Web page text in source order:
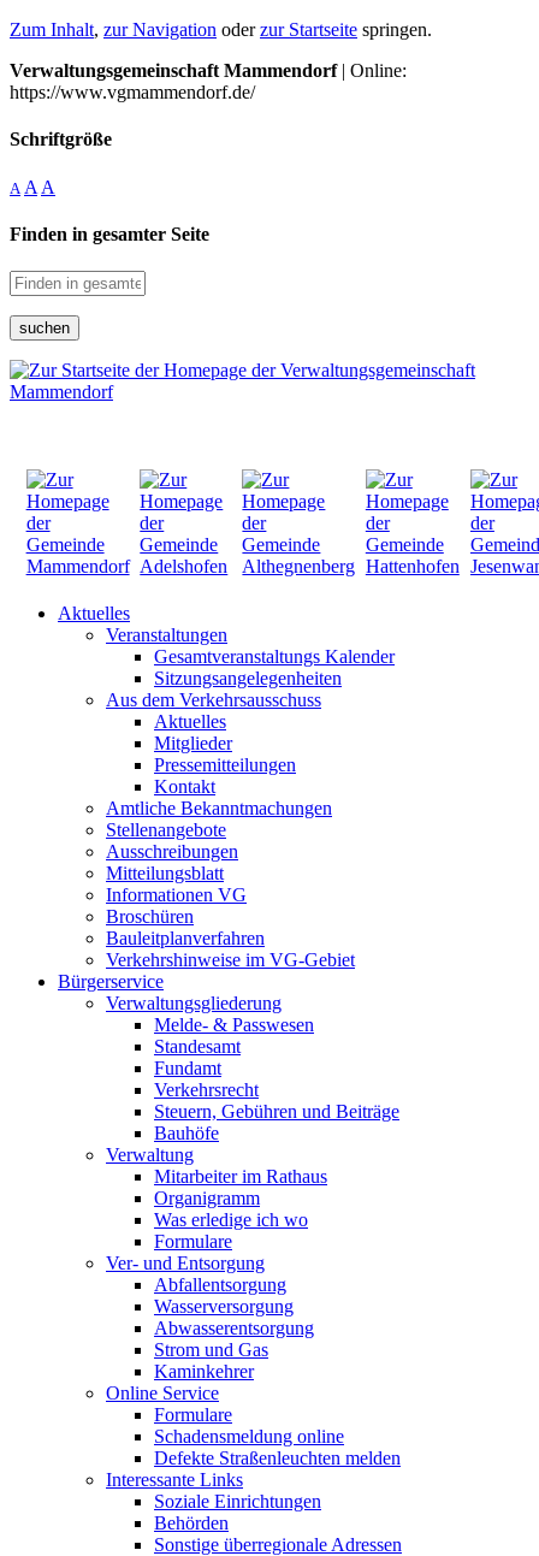
Zum Inhalt, zur Navigation oderzur Startseite springen.
Verwaltungsgemeinschaft Mammendorf| Online:
https://www.vgmammendorf.de/
Schriftgröße
A A A
Finden in gesamter Seite
suchen
Aktuelles
Veranstaltungen
Gesamtveranstaltungs Kalender
Sitzungsangelegenheiten
Aus dem Verkehrsausschuss
Aktuelles
Mitglieder
Pressemitteilungen
Kontakt
Amtliche Bekanntmachungen
Stellenangebote
Ausschreibungen
Mitteilungsblatt
Informationen VG
Broschüren
Bauleitplanverfahren
Verkehrshinweise im VG-Gebiet
Bürgerservice
Verwaltungsgliederung
Melde- & Passwesen
Standesamt
Fundamt
Verkehrsrecht
Steuern, Gebühren und Beiträge
Bauhöfe
Verwaltung
Mitarbeiter im Rathaus
Organigramm
Was erledige ich wo
Formulare
Ver- und Entsorgung
Abfallentsorgung
Wasserversorgung
Abwasserentsorgung
Strom und Gas
Kaminkehrer
Online Service
Formulare
Schadensmeldung online
Defekte Straßenleuchten melden
Interessante Links
Soziale Einrichtungen
Behörden
Sonstige überregionale Adressen